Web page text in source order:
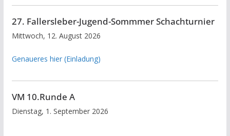
27. Fallersleber-Jugend-Sommmer Schachturnier
Mittwoch, 12. August 2026
Genaueres hier (Einladung)
VM 10.Runde A
Dienstag, 1. September 2026